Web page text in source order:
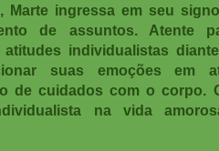
Marte ingressa em seu
de assuntos. Atente
atitudes individualistas
suas emoções em
de cuidados com o corpo.
na vida